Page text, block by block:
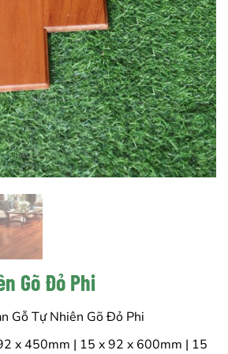
Gõ Đỏ Phi
Gỗ Tự Nhiên Gõ Đỏ Phi
x 450mm | 15 x 92 x 600mm | 15